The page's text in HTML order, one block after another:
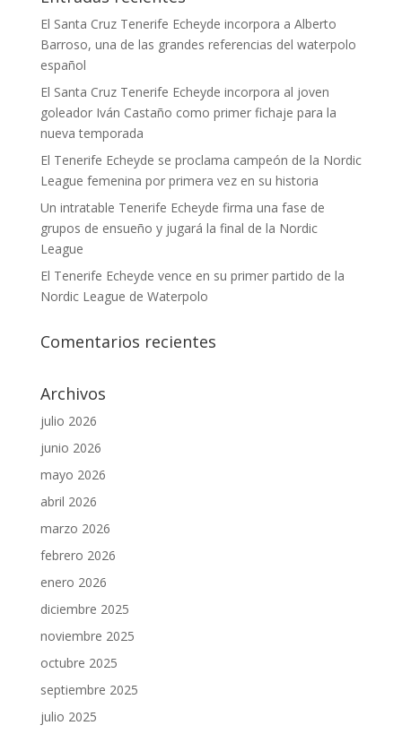
El Santa Cruz Tenerife Echeyde incorpora a Alberto
Barroso, una de las grandes referencias del waterpolo
español
El Santa Cruz Tenerife Echeyde incorpora al joven
goleador Iván Castaño como primer fichaje para la
nueva temporada
El Tenerife Echeyde se proclama campeón de la Nordic
League femenina por primera vez en su historia
Un intratable Tenerife Echeyde firma una fase de
grupos de ensueño y jugará la final de la Nordic
League
El Tenerife Echeyde vence en su primer partido de la
Nordic League de Waterpolo
Comentarios recientes
Archivos
julio 2026
junio 2026
mayo 2026
abril 2026
marzo 2026
febrero 2026
enero 2026
diciembre 2025
noviembre 2025
octubre 2025
septiembre 2025
julio 2025